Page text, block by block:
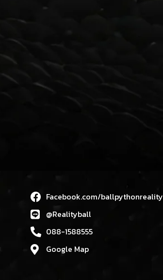
Facebook.com/ballpythonreality
@Realityball
088-1588555
Google Map